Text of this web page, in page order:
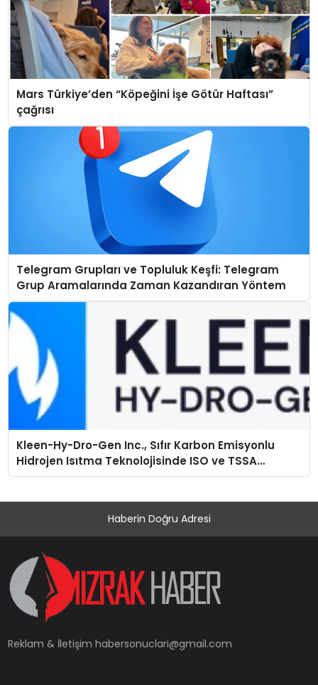
Mars Türkiye’den “Köpeğini İşe Götür Haftası”
çağrısı
Telegram Grupları ve Topluluk Keşfi: Telegram
Grup Aramalarında Zaman Kazandıran Yöntem
Kleen-Hy-Dro-Gen Inc., Sıfır Karbon Emisyonlu
Hidrojen Isıtma Teknolojisinde ISO ve TSSA
Düzenleyici Onaylarını Aldı
Haberin Doğru Adresi
Reklam & İletişimhabersonuclari@gmail.com